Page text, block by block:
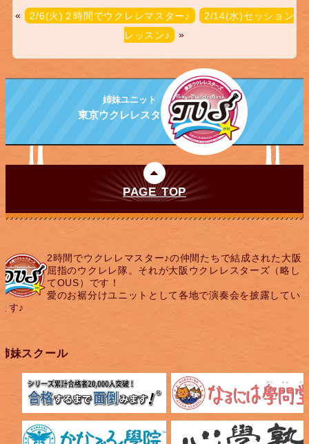
« 2/6(火)２時間でウクレレマスター♪
2/14(水)セッション
レッスン♪
»
姉妹ユニット
東京ウクレレスターズ
PAGE TOP
2時間でウクレレマスター♪の仲間たちで結成された大阪
屈指のウクレレ隊。それが大阪ウクレレスターズ（略し
てOUS）です！
愛のお裾分けユニットとして各地で演奏会を披露してい
す♪
妹スクール